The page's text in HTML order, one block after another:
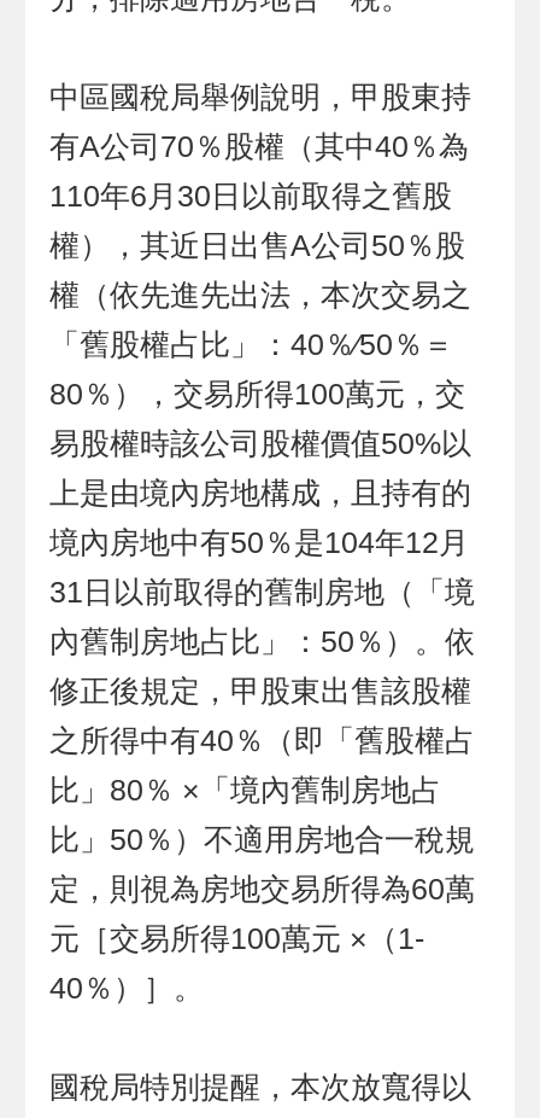
中區國稅局舉例說明，甲股東持
有A公司70％股權（其中40％為
110年6月30日以前取得之舊股
權），其近日出售A公司50％股
權（依先進先出法，本次交易之
「舊股權占比」：40％∕50％＝
80％），交易所得100萬元，交
易股權時該公司股權價值50%以
上是由境內房地構成，且持有的
境內房地中有50％是104年12月
31日以前取得的舊制房地（「境
內舊制房地占比」：50％）。依
修正後規定，甲股東出售該股權
之所得中有40％（即「舊股權占
比」80％ ×「境內舊制房地占
比」50％）不適用房地合一稅規
定，則視為房地交易所得為60萬
元［交易所得100萬元 ×（1-
40％）］。
國稅局特別提醒，本次放寬得以